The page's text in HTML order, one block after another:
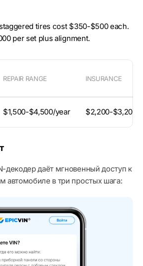
tires cost $350-$500 each.
per set plus alignment.
REPAIR RANGE INSURANCE
$1,500-$4,500/year $2,200-$3,200/
декодер даёт мгновенный доступ к
автомобиле в три простых шага: